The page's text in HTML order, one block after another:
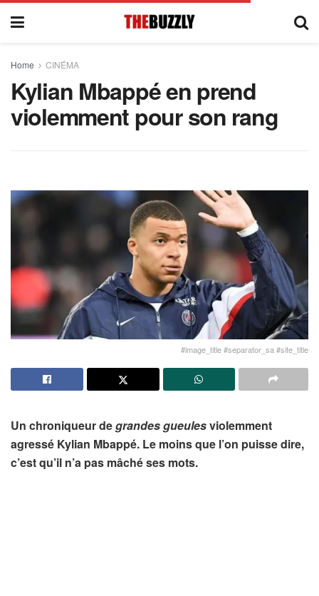
Home CINÉMA
Kylian Mbappé en prend
violemment pour son rang
#image_title #separator_sa #site_title
Un chroniqueur degrandes gueulesviolemment
agressé Kylian Mbappé. Le moins que l’on puisse dire,
c’est qu’il n’a pas mâché ses mots.